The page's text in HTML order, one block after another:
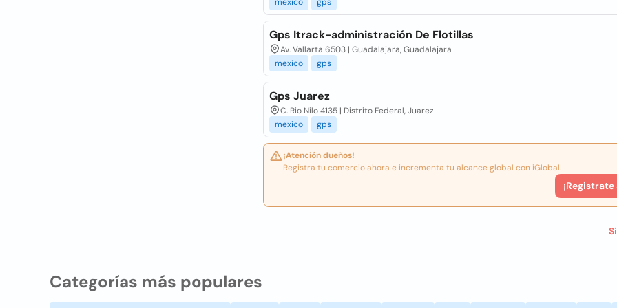
Gps Itrack-administración De Flotillas
Av. Vallarta 6503 | Guadalajara, Guadalajara
mexico
gps
Gps Juarez
C. Rio Nilo 4135 | Distrito Federal, Juarez
mexico
gps
¡Atención dueños!
Registra tu comercio ahora e incrementa tu alcance global con iGlobal.
¡Registrate
Categorías más populares